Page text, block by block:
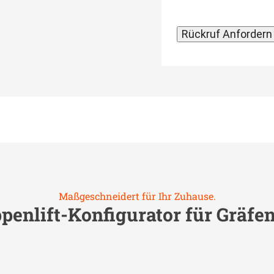
Maßgeschneidert für Ihr Zuhause.
Konfigurator für